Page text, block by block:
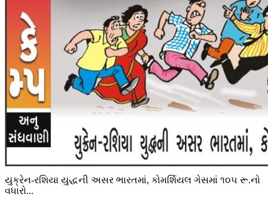
યુક્રેન-રશિયા યુદ્ધની અસર ભારતમાં, કોમર્શિયલ ગેસમાં ૧૦૫ રૂ.નો
વધારો...